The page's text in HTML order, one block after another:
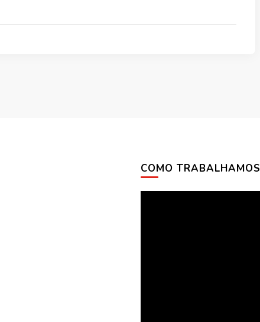
COMO TRABALHAMOS